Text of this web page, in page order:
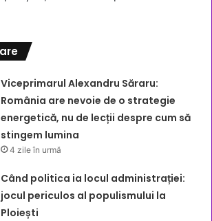
Viceprimarul Alexandru Săraru:
România are nevoie de o strategie
energetică, nu de lecții despre cum să
stingem lumina
4 zile în urmă
Când politica ia locul administrației:
jocul periculos al populismului la
Ploiești